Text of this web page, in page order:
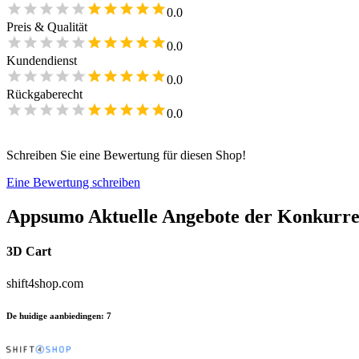
0.0
Preis & Qualität
0.0
Kundendienst
0.0
Rückgaberecht
0.0
Schreiben Sie eine Bewertung für diesen Shop!
Eine Bewertung schreiben
Appsumo Aktuelle Angebote der
3D Cart
shift4shop.com
De huidige aanbiedingen: 7